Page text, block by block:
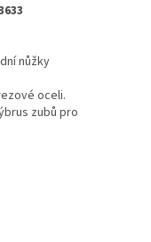
nůžky
oceli.
zubů pro